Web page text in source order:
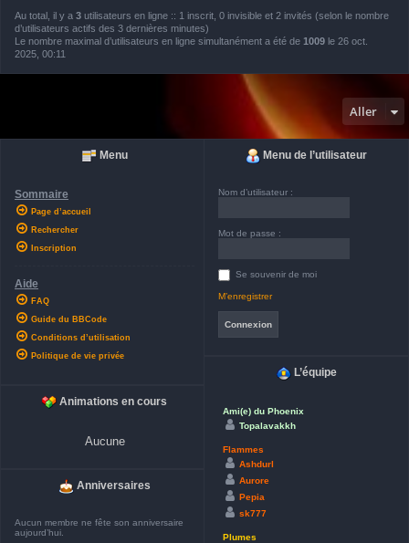
Au total, il y a 3 utilisateurs en ligne :: 1 inscrit, 0 invisible et 2 invités (selon le nombre
d’utilisateurs actifs des 3 dernières minutes)
Le nombre maximal d’utilisateurs en ligne simultanément a été de 1009 le 26 oct.
2025, 00:11
Aller
Menu
Sommaire
Page d’accueil
Rechercher
Inscription
Aide
FAQ
Guide du BBCode
Conditions d’utilisation
Politique de vie privée
Animations en cours
Aucune
Anniversaires
Aucun membre ne fête son anniversaire
aujourd’hui.
Menu de l’utilisateur
Nom d’utilisateur :
Mot de passe :
Se souvenir de moi
M’enregistrer
L’équipe
Ami(e) du Phoenix
Topalavakkh
Flammes
Ashdurl
Aurore
Pepia
sk777
Plumes